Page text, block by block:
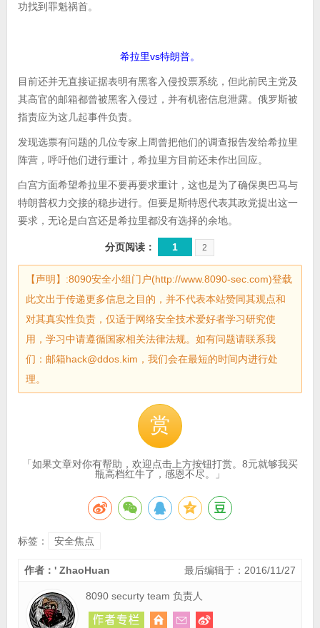
功找到罪魁祸首。
希拉里vs特朗普。
目前还并无直接证据表明有黑客入侵投票系统，但此前民主党及
其高官的邮箱都曾被黑客入侵过，并有机密信息泄露。俄罗斯被
指责应为这几起事件负责。
发现选票有问题的几位专家上周曾把他们的调查报告发给希拉里
阵营，呼吁他们进行重计，希拉里方目前还未作出回应。
白宫方面希望希拉里不要再要求重计，这也是为了确保奥巴马与
特朗普权力交接的稳步进行。但要是斯特恩代表其政党提出这一
要求，无论是白宫还是希拉里都没有选择的余地。
分页阅读： 1 2
【声明】:8090安全小组门户(http://www.8090-sec.com)登载
此文出于传递更多信息之目的，并不代表本站赞同其观点和
对其真实性负责，仅适于网络安全技术爱好者学习研究使
用，学习中请遵循国家相关法律法规。如有问题请联系我
们：邮箱hack@ddos.kim，我们会在最短的时间内进行处
理。
赏
「如果文章对你有帮助，欢迎点击上方按钮打赏。8元就够我买
瓶高档红牛了，感恩不尽。」
标签： 安全焦点
最后编辑于：2016/11/27
作者：' ZhaoHuan
8090 securty team 负责人